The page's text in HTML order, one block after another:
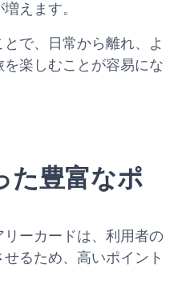
えます。
で、日常から離れ、よ
楽しむことが容易にな
た豊富なポ
ーカードは、利用者の
るため、高いポイント